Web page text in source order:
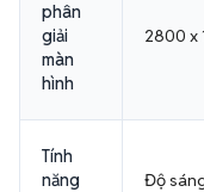
phân
giải
màn
hình
2800 x
Tính
năng
Độ